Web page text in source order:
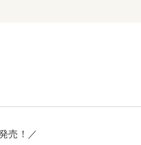
売！／